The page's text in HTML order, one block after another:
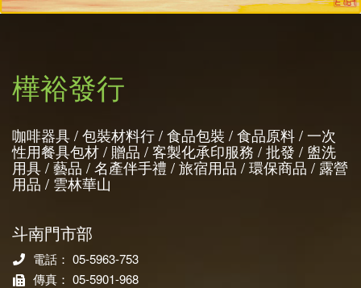
樺裕發行
咖啡器具 / 包裝材料行 / 食品包裝 / 食品原料 / 一次
性用餐具包材 / 贈品 / 客製化承印服務 / 批發 / 盥洗
用具 / 藝品 / 名產伴手禮 / 旅宿用品 / 環保商品 / 露營
用品 / 雲林華山
斗南門市部
電話： 05-5963-753
傳真： 05-5901-968